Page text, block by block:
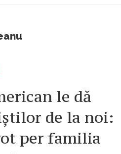
le dă
de la noi:
per familia